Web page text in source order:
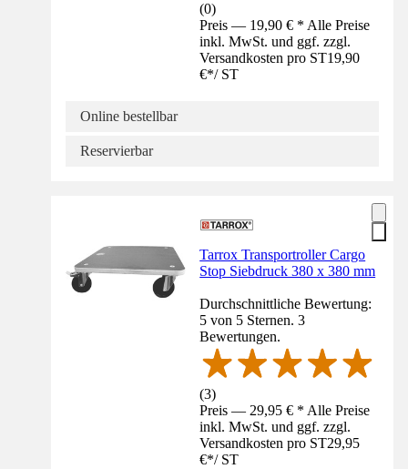
(0)
Preis — 19,90 € * Alle Preise
inkl. MwSt. und ggf. zzgl.
Versandkosten pro ST19,90
€*/ ST
Online bestellbar
Reservierbar
Tarrox Transportroller Cargo
Stop Siebdruck 380 x 380 mm
Durchschnittliche Bewertung:
5 von 5 Sternen. 3
Bewertungen.
(3)
Preis — 29,95 € * Alle Preise
inkl. MwSt. und ggf. zzgl.
Versandkosten pro ST29,95
€*/ ST